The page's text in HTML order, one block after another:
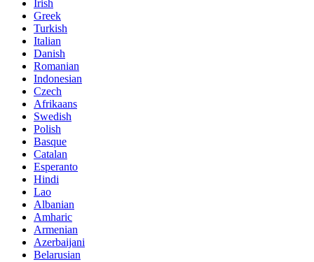
Irish
Greek
Turkish
Italian
Danish
Romanian
Indonesian
Czech
Afrikaans
Swedish
Polish
Basque
Catalan
Esperanto
Hindi
Lao
Albanian
Amharic
Armenian
Azerbaijani
Belarusian